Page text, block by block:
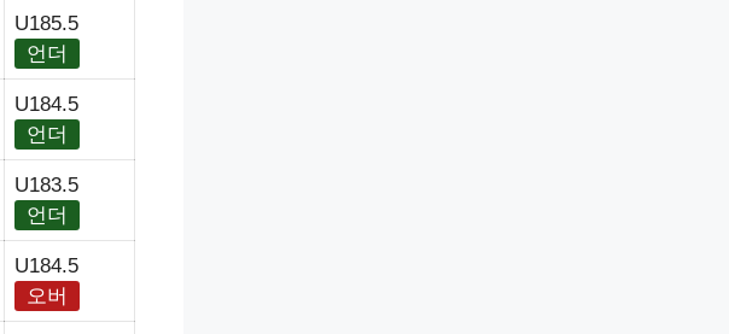
U185.5
언더
U184.5
언더
U183.5
언더
U184.5
오버